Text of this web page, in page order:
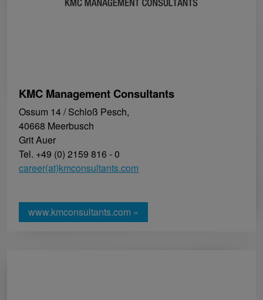
KMC Management Consultants
Ossum 14 / Schloß Pesch,
40668 Meerbusch
Grit Auer
Tel. +49 (0) 2159 816 - 0
career(at)kmconsultants.com
www.kmconsultants.com »